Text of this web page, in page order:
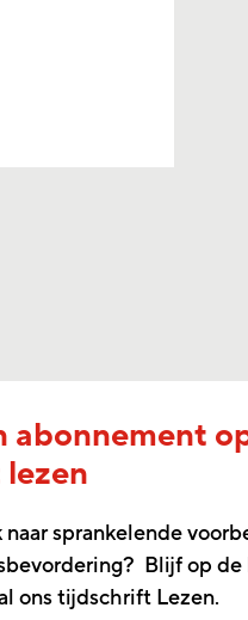
abonnement
naar sprankelende
Blijf op de
ons tijdschrift Lezen.